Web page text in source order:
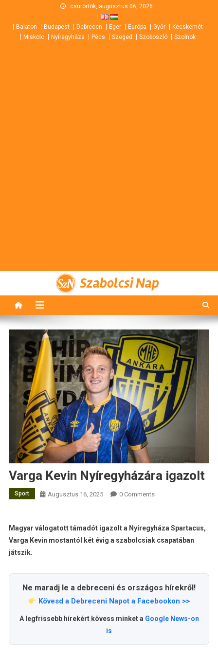
content
csütörtök, augusztus 06, 2026
Balaton Budapest Debrecen Eger Európa Győr
Kecskemét
Miskolc
Nyíregyháza Pécs Szeged Szoboszló Szolnok
Szabolcsi Nap
Varga Kevin Nyíregyházára igazolt
Sport Augusztus 16, 2025 0 Comments
Magyar válogatott támadót igazolt a Nyíregyháza Spartacus,
Varga Kevin mostantól két évig a szabolcsiak csapatában
játszik.
Ne maradj le a debreceni és országos hírekről!
Kövesd a Debreceni Napot a Facebookon >>
A legfrissebb hírekért kövess minket a Google News-on
is